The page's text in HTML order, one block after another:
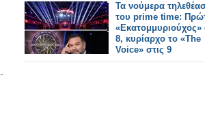
Τα νούμερα
του prime time:
«Εκατομμυριούχος»
8, κυρίαρχο το «The
Voice» στις 9